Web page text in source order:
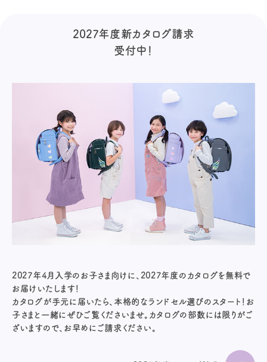
2027年度新カタログ請求
受付中！
2027年4月入学のお子さま向けに、2027年度のカタログを無料で
お届けいたします！
カタログが手元に届いたら、本格的なランドセル選びのスタート！お
子さまと一緒にぜひご覧くださいませ。カタログの部数には限りがご
ざいますので、お早めにご請求ください。